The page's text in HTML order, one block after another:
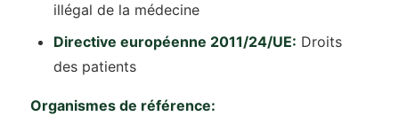
illégal de la médecine
Directive européenne 2011/24/UE: Droits
des patients
Organismes de référence: